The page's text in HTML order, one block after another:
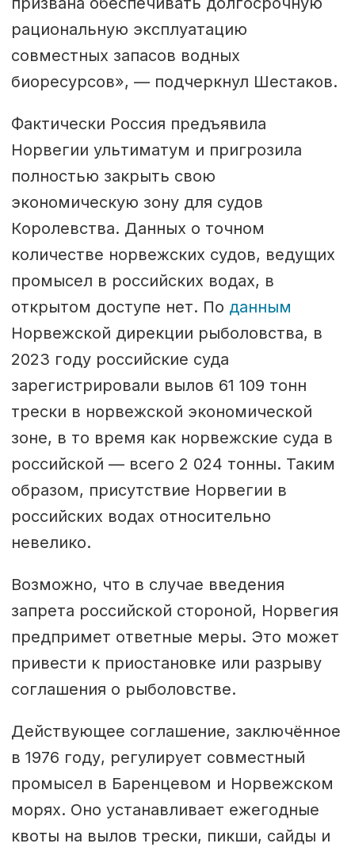
рациональную эксплуатацию
совместных запасов водных
биоресурсов», — подчеркнул Шестаков.
Фактически Россия предъявила
Норвегии ультиматум и пригрозила
полностью закрыть свою
экономическую зону для судов
Королевства. Данных о точном
количестве норвежских судов, ведущих
промысел в российских водах, в
открытом доступе нет. По данным
Норвежской дирекции рыболовства, в
2023 году российские суда
зарегистрировали вылов 61 109 тонн
трески в норвежской экономической
зоне, в то время как норвежские суда в
российской — всего 2 024 тонны. Таким
образом, присутствие Норвегии в
российских водах относительно
невелико.
Возможно, что в случае введения
запрета российской стороной, Норвегия
предпримет ответные меры. Это может
привести к приостановке или разрыву
соглашения о рыболовстве.
Действующее соглашение, заключённое
в 1976 году, регулирует совместный
промысел в Баренцевом и Норвежском
морях. Оно устанавливает ежегодные
квоты на вылов трески, пикши, сайды и